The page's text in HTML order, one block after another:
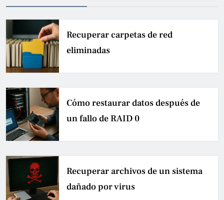
Recuperar carpetas de red
eliminadas
Cómo restaurar datos después de
un fallo de RAID 0
Recuperar archivos de un sistema
dañado por virus